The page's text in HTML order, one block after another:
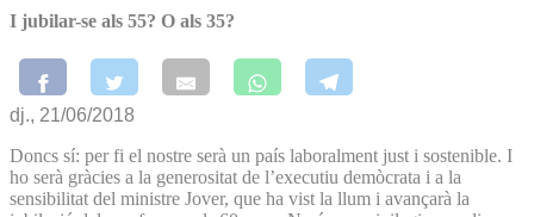
I jubilar-se als 55? O als 35?
dj., 21/06/2018
Doncs sí: per fi el nostre serà un país laboralment just i sostenible. I
ho serà gràcies a la generositat de l’executiu demòcrata i a la
sensibilitat del ministre Jover, que ha vist la llum i avançarà la